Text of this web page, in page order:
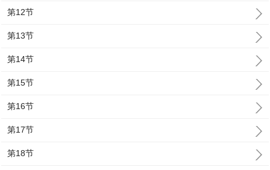
第12节
第13节
第14节
第15节
第16节
第17节
第18节